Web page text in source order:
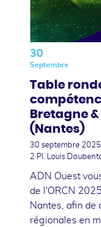
30
Septembre
Table
Bretagne
(Nantes)
30 septembre 2025
2 Pl. Louis
ADN Ouest
de l'ORCN
Nantes, afin de
régionales en